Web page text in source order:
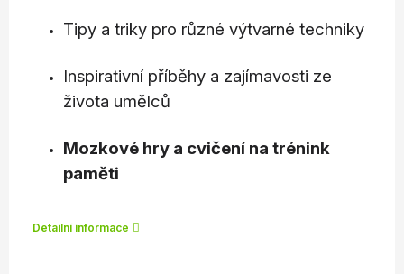
Tipy a triky pro různé výtvarné techniky
Inspirativní příběhy a zajímavosti ze
života umělců
Mozkové hry a cvičení na trénink
paměti
Detailní informace